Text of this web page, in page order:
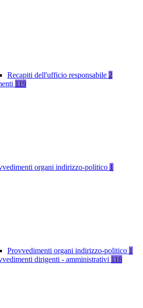
Recapiti dell'ufficio responsabile 2
119
organi indirizzo-politico 1
Provvedimenti organi indirizzo-politico 1
dirigenti - amministrativi 118